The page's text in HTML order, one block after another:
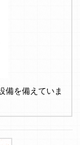
備を備えていま